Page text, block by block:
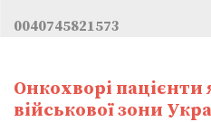
0040745821573
Онкохворі пацієнти
військової зони